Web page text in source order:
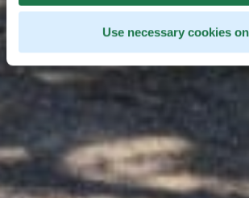
Use necessary cookies